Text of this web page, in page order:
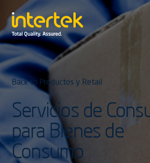
Back to Productos y Retail
Servicios de
para Bienes de
Consumo